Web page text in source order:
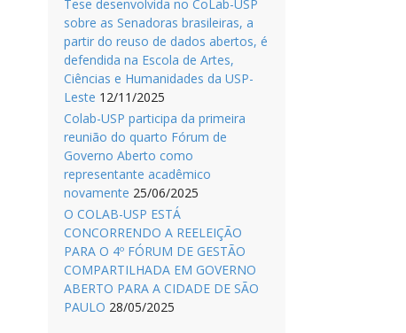
Tese desenvolvida no CoLab-USP
sobre as Senadoras brasileiras, a
partir do reuso de dados abertos, é
defendida na Escola de Artes,
Ciências e Humanidades da USP-
Leste 12/11/2025
Colab-USP participa da primeira
reunião do quarto Fórum de
Governo Aberto como
representante acadêmico
novamente 25/06/2025
O COLAB-USP ESTÁ
CONCORRENDO A REELEIÇÃO
PARA O 4º FÓRUM DE GESTÃO
COMPARTILHADA EM GOVERNO
ABERTO PARA A CIDADE DE SÃO
PAULO 28/05/2025